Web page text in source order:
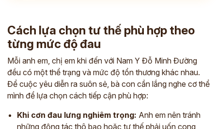
Cách lựa chọn tư thế phù hợp theo
từng mức độ đau
Mỗi anh em, chị em khi đến với Nam Y Đỗ Minh Đường
đều có một thể trạng và mức độ tổn thương khác nhau.
Để cuộc yêu diễn ra suôn sẻ, bà con cần lắng nghe cơ thể
mình để lựa chọn cách tiếp cận phù hợp:
Khi cơn đau lưng nghiêm trọng: Anh em nên tránh
những động tác thô bạo hoặc tư thế phải uốn cong